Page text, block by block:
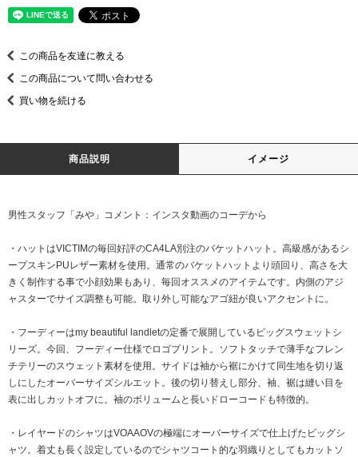
この商品を友達に教える
この商品について問い合わせる
買い物を続ける
商品説明 イメージ
男性スタッフ「みや」コメント：インスタ動画のコーデから
・ハットはVICTIMの毎回好評のCA4LA別注のバケットハット。高級感があるシ
ープスキンPUレザー素材を使用。通常のバケットハットより頭回り、高さを大
きく制作する事で小顔効果もあり、毎回オススメのアイテムです。内側のアジ
ャスターでサイズ調整も可能。取り外し可能なアゴ紐が良いアクセントに。
・フーディーはmy beautiful landletの定番で展開しているビッグスウェットシ
リーズ。今回、フーディー仕様でロゴプリント。ソフトタッチで薄手なフレン
チテリーのスウェット素材を使用。サイドは袖から裾にかけて同生地を切り返
しにしたオーバーサイズシルエット。後の切り替えし部分、袖、裾は縫い目を
表に出しカットオフに。袖のボリュームと長いドローコードも特徴的。
・レイヤードのシャツはVOAAOVの極端にオーバーサイズで仕上げたビッグシ
ャツ。着丈も長く設定しているのでシャツコート的な羽織りとしてもカットソ